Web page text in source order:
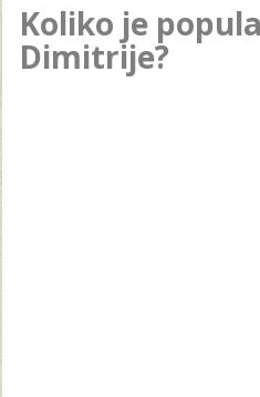
Koliko je
Dimitrije?